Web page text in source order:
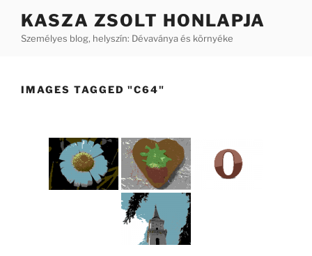
KASZA ZSOLT HONLAPJA
Személyes blog, helyszín: Dévaványa és környéke
IMAGES TAGGED "C64"